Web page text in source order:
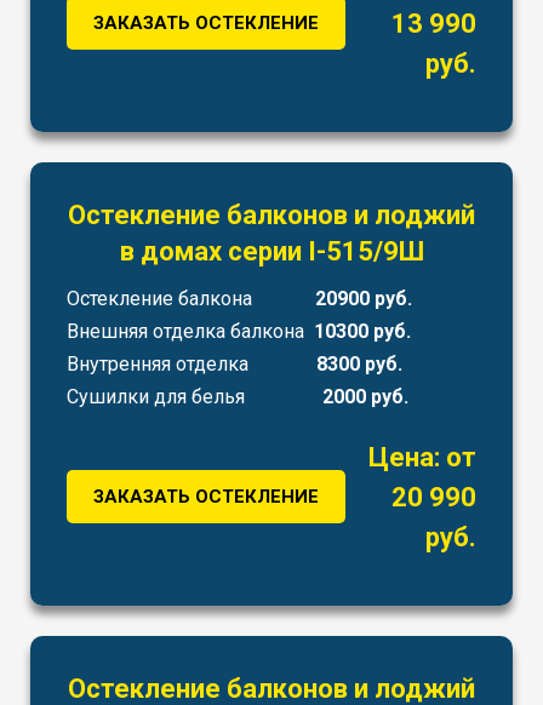
ЗАКАЗАТЬ ОСТЕКЛЕНИЕ
13 990
руб.
Остекление балконов и лоджий
в домах серии I-515/9Ш
Остекление балкона 20900 руб.
Внешняя отделка балкона 10300 руб.
Внутренняя отделка 8300 руб.
Сушилки для белья 2000 руб.
ЗАКАЗАТЬ ОСТЕКЛЕНИЕ
Цена: от
20 990
руб.
Остекление балконов и лоджий